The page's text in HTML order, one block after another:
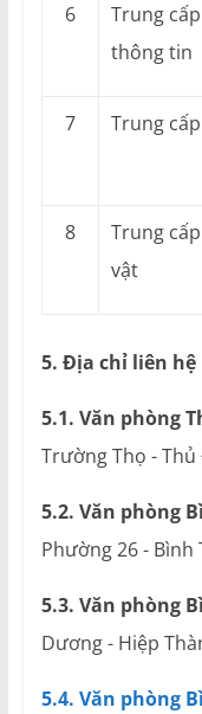
6
Trung
thông tin
7 Trung
8
Trung
vật
5. Địa chỉ liên hệ
5.1. Văn phòng
Trường Thọ - Thủ
5.2. Văn phòng
Phường 26 - Bình
5.3. Văn phòng
Dương - Hiệp
5.4. Văn phòng